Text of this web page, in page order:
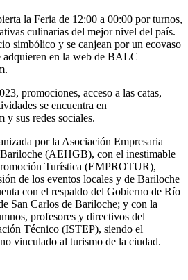
la Feria de 12:00 a 00:00 por turnos,
culinarias del mejor nivel del país.
simbólico y se canjean por un ecovaso
adquieren en la web de BALC
promociones, acceso a las catas,
se encuentra en
y sus redes sociales.
por la Asociación Empresaria
(AEHGB), con el inestimable
Turística (EMPROTUR),
de los eventos locales y de Bariloche
con el respaldo del Gobierno de Río
San Carlos de Bariloche; y con la
profesores y directivos del
Técnico (ISTEP), siendo el
vinculado al turismo de la ciudad.